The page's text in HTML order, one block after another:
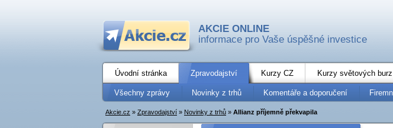
AKCIE ONLINE
informace pro Vaše úspěšné investice
Úvodní stránka Zpravodajství Kurzy CZ Kurzy světových burz
Všechny zprávy Novinky z trhů Komentáře a doporučení
Akcie.cz » Zpravodajství » Novinky z trhů » Allianz příjemně překvapila